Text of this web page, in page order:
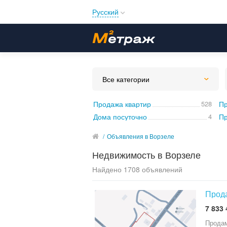
Русский
Українська
Все категории
Продажа квартир 528
Дома посуточно 4
/ Объявления в Ворзеле
Недвижимость в Ворзеле
Найдено 1708 объявлений
7 833